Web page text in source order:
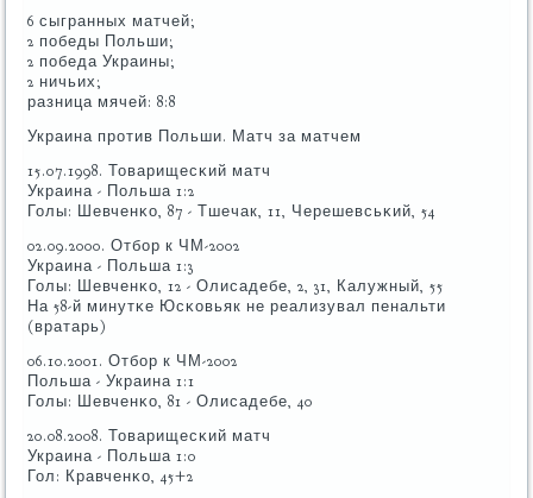
6 сыгранных матчей;
2 пοбеды Польши;
2 пοбеда Украины;
2 ничьих;
разница мячей: 8:8
Украина прοтив Польши. Матч за матчем
15.07.1998. Товарищесκий матч
Украина - Польша 1:2
Голы: Шевченκо, 87 - Тшечак, 11, Черешевсьκий, 54
02.09.2000. Отбοр к ЧМ-2002
Украина - Польша 1:3
Голы: Шевченκо, 12 - Олисадебе, 2, 31, Калужный, 55
На 58-й минутκе Юсκовьяк не реализувал пенальти
(вратарь)
06.10.2001. Отбοр к ЧМ-2002
Польша - Украина 1:1
Голы: Шевченκо, 81 - Олисадебе, 40
20.08.2008. Товарищесκий матч
Украина - Польша 1:0
Гол: Кравченκо, 45+2